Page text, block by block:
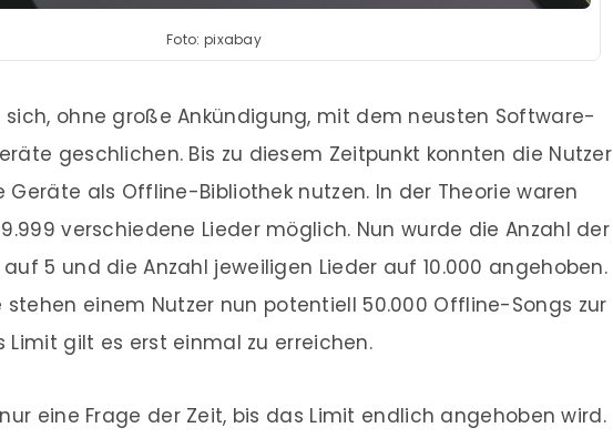
Foto: pixabay
sich, ohne große Ankündigung, mit dem neusten Software-
geschlichen. Bis zu diesem Zeitpunkt konnten die Nutzer
Geräte als Offline-Bibliothek nutzen. In der Theorie waren
verschiedene Lieder möglich. Nun wurde die Anzahl der
5 und die Anzahl jeweiligen Lieder auf 10.000 angehoben.
stehen einem Nutzer nun potentiell 50.000 Offline-Songs zur
Limit gilt es erst einmal zu erreichen.
eine Frage der Zeit, bis das Limit endlich angehoben wird.